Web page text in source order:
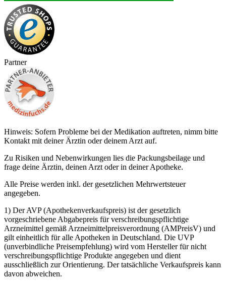
Partner
Hinweis: Sofern Probleme bei der Medikation auftreten, nimm bitte
Kontakt mit deiner Ärztin oder deinem Arzt auf.
Zu Risiken und Nebenwirkungen lies die Packungsbeilage und
frage deine Ärztin, deinen Arzt oder in deiner Apotheke.
Alle Preise werden inkl. der gesetzlichen Mehrwertsteuer
angegeben.
1) Der AVP (Apothekenverkaufspreis) ist der gesetzlich
vorgeschriebene Abgabepreis für verschreibungspflichtige
Arzneimittel gemäß Arzneimittelpreisverordnung (AMPreisV) und
gilt einheitlich für alle Apotheken in Deutschland. Die UVP
(unverbindliche Preisempfehlung) wird vom Hersteller für nicht
verschreibungspflichtige Produkte angegeben und dient
ausschließlich zur Orientierung. Der tatsächliche Verkaufspreis kann
davon abweichen.